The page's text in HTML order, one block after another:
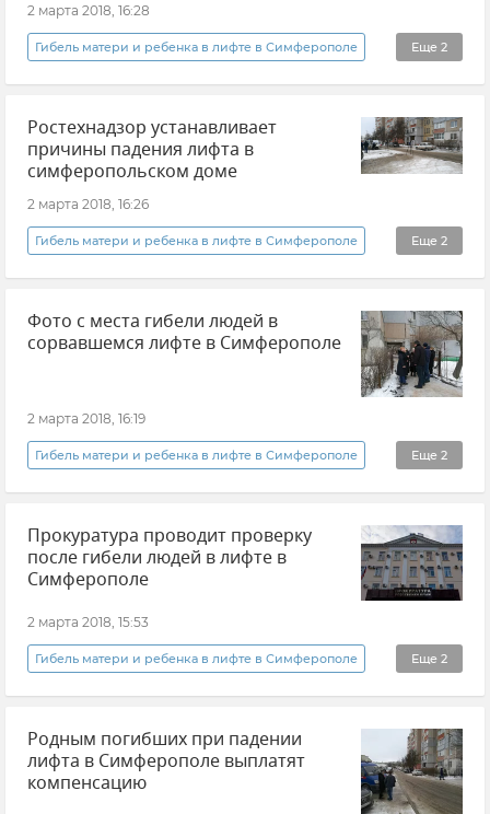
2 марта 2018, 16:28
Еще 2
Гибель матери и ребенка в лифте в Симферополе
Новости Происшествия
Ростехнадзор устанавливает
причины падения лифта в
симферопольском доме
2 марта 2018, 16:26
Еще 2
Гибель матери и ребенка в лифте в Симферополе
Новости Происшествия
Фото с места гибели людей в
сорвавшемся лифте в Симферополе
2 марта 2018, 16:19
Еще 2
Гибель матери и ребенка в лифте в Симферополе
Новости Общество
Прокуратура проводит проверку
после гибели людей в лифте в
Симферополе
2 марта 2018, 15:53
Еще 2
Гибель матери и ребенка в лифте в Симферополе
Новости Общество
Родным погибших при падении
лифта в Симферополе выплатят
компенсацию